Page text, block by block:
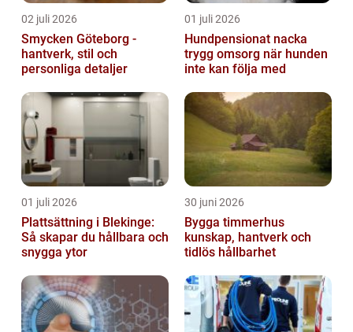
02 juli 2026
Smycken Göteborg -
hantverk, stil och
personliga detaljer
01 juli 2026
Hundpensionat nacka
trygg omsorg när hunden
inte kan följa med
01 juli 2026
Plattsättning i Blekinge:
Så skapar du hållbara och
snygga ytor
30 juni 2026
Bygga timmerhus
kunskap, hantverk och
tidlös hållbarhet